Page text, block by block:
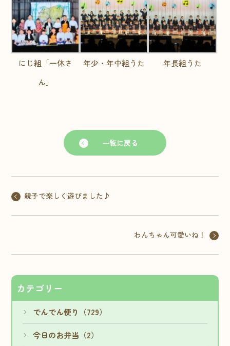
にじ組「一休さ
ん」
年少・年中組うた 年長組うた
一覧に戻る
親子で楽しく遊びました♪
わんちゃん可愛いね！
カテゴリー
でんでん便り（729）
今日のお弁当（2）